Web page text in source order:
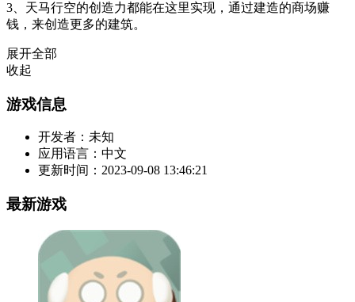
3、天马行空的创造力都能在这里实现，通过建造的商场赚
钱，来创造更多的建筑。
展开全部
收起
游戏信息
开发者： 未知
应用语言： 中文
更新时间： 2023-09-08 13:46:21
最新游戏